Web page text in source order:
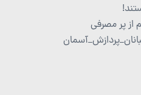
از پر مصرفی